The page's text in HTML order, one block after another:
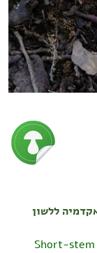
ללשון